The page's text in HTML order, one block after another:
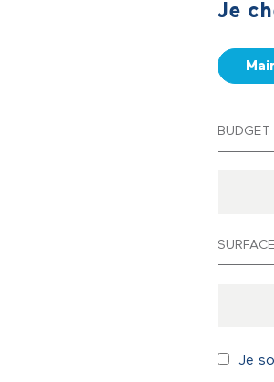
Je
BUDGET
SURFACE
Je